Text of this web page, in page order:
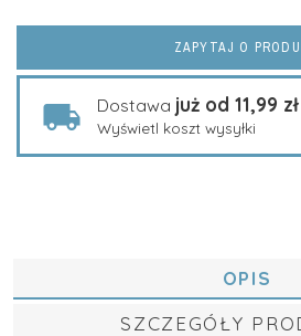
ZAPYTAJ O
Dostawa już od 11,99 zł
Wyświetl koszt wysyłki
OPIS
SZCZEGÓŁY